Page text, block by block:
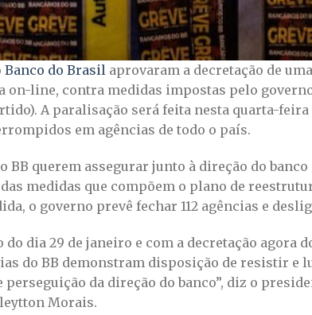
Banco do Brasil aprovaram a decretação de uma
on-line, contra medidas impostas pelo
A paralisação será feita nesta quarta-feira
em agências de todo o país.
BB querem assegurar junto à direção do
medidas que compõem o plano de
o governo prevê fechar 112 agências e
do dia 29 de janeiro e com a decretação agora
do BB demonstram disposição de resistir e
perseguição da direção do banco”, diz o
Morais.